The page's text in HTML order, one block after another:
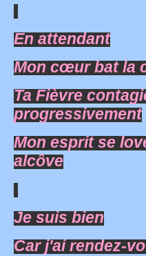
En attendant
Mon cœur bat la
Ta Fièvre
progressivement
Mon esprit se
alcôve
Je suis bien
Car j'ai rendez-